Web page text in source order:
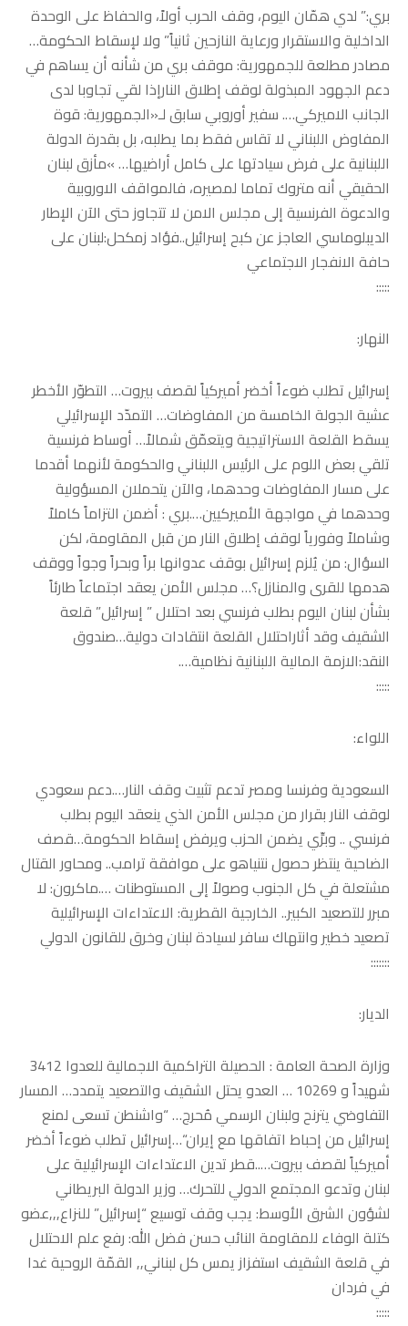
بري:” لدي همّان اليوم، وقف الحرب أولاً، والحفاظ على الوحدة
الداخلية والاستقرار ورعاية النازحين ثانياً” ولا لإسقاط الحكومة…
مصادر مطلعة للجمهورية: موقف بري من شأنه أن يساهم في
دعم الجهود المبذولة لوقف إطلاق النارإذا لقي تجاوبا لدى
الجانب الاميركي…. سفير أوروبي سابق لـ«الجمهورية: قوة
المفاوض اللبناني لا تقاس فقط بما يطلبه، بل بقدرة الدولة
اللبنانية على فرض سيادتها على كامل أراضيها… »مأزق لبنان
الحقيقي أنه متروك تماما لمصيره، فالمواقف الاوروبية
والدعوة الفرنسية إلى مجلس الامن لا تتجاوز حتى الآن الإطار
الديبلوماسي العاجز عن كبح إسرائيل..فؤاد زمكحل:لبنان على
حافة الانفجار الاجتماعي
:::::
النهار:
إسرائيل تطلب ضوءاً أخضر أميركياً لقصف بيروت… التطوّر الأخطر
عشية الجولة الخامسة من المفاوضات… التمدّد الإسرائيلي
يسقط القلعة الاستراتيجية ويتعمّق شمالاً… أوساط فرنسية
تلقي بعض اللوم على الرئيس اللبناني والحكومة لأنهما أقدما
على مسار المفاوضات وحدهما، والآن يتحملان المسؤولية
وحدهما في مواجهة الأميركيين….بري : أضمن التزاماً كاملاً
وشاملاً وفورياً لوقف إطلاق النار من قبل المقاومة، لكن
السؤال: من يُلزم إسرائيل بوقف عدوانها براً وبحراً وجواً ووقف
هدمها للقرى والمنازل؟… مجلس الأمن يعقد اجتماعاً طارئاً
بشأن لبنان اليوم بطلب فرنسي بعد احتلال ” إسرائيل” قلعة
الشقيف وقد أثاراحتلال القلعة انتقادات دولية…صندوق
النقد:الازمة المالية اللبنانية نظامية….
:::::
اللواء:
السعودية وفرنسا ومصر تدعم تثبيت وقف النار….دعم سعودي
لوقف النار بقرار من مجلس الأمن الذي ينعقد اليوم بطلب
فرنسي .. وبرِّي يضمن الحزب ويرفض إسقاط الحكومة…قصف
الضاحية ينتظر حصول نتنياهو على موافقة ترامب.. ومحاور القتال
مشتعلة في كل الجنوب وصولاً إلى المستوطنات ….ماكرون: لا
مبرر للتصعيد الكبير.. الخارجية القطرية: الاعتداءات الإسرائيلية
تصعيد خطير وانتهاك سافر لسيادة لبنان وخرق للقانون الدولي
:::::::
الديار:
وزارة الصحة العامة : الحصيلة التراكمية الاجمالية للعدوا 3412
شهيداً و 10269 … العدو يحتل الشقيف والتصعيد يتمدد… المسار
التفاوضي يترنح ولبنان الرسمي مُحرج… “واشنطن تسعى لمنع
إسرائيل من إحباط اتفاقها مع إيران“…إسرائيل تطلب ضوءاً أخضر
أميركياً لقصف بيروت…..قطر تدين الاعتداءات الإسرائيلية على
لبنان وتدعو المجتمع الدولي للتحرك… وزير الدولة البريطاني
لشؤون الشرق الأوسط: يجب وقف توسيع “إسرائيل” للنزاع,,,عضو
كتلة الوفاء للمقاومة النائب حسن فضل الله: رفع علم الاحتلال
في قلعة الشقيف استفزاز يمس كل لبناني,, القمّة الروحية غدا
في فردان
:::::